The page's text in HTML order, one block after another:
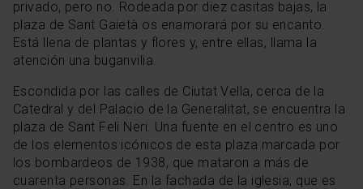
privado, pero no. Rodeada por diez casitas bajas, la
plaza de Sant Gaietà os enamorará por su encanto.
Está llena de plantas y flores y, entre ellas, llama la
atención una buganvilia.
Escondida por las calles de Ciutat Vella, cerca de la
Catedral y del Palacio de la Generalitat, se encuentra la
plaza de Sant Feli Neri. Una fuente en el centro es uno
de los elementos icónicos de esta plaza marcada por
los bombardeos de 1938, que mataron a más de
cuarenta personas. En la fachada de la iglesia, que es